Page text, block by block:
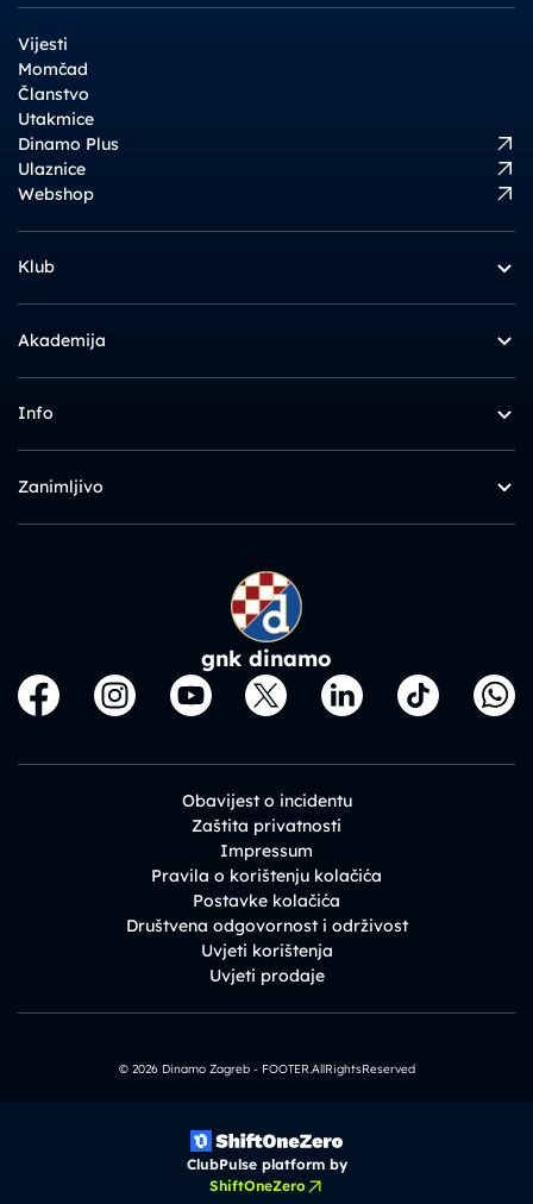
Vijesti
Momčad
Članstvo
Utakmice
Dinamo Plus
Ulaznice
Webshop
Klub
Akademija
Info
Zanimljivo
gnk dinamo
Obavijest o incidentu
Zaštita privatnosti
Impressum
Pravila o korištenju kolačića
Postavke kolačića
Društvena odgovornost i održivost
Uvjeti korištenja
Uvjeti prodaje
© 2026 Dinamo Zagreb - FOOTER.AllRightsReserved
ClubPulse platform by
ShiftOneZero